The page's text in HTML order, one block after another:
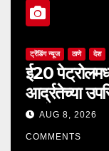
ट्रेंडिंग न्यूज ठाणे देश
ई20
आर्द्रतेच्या
झाले नाहीत
AUG 8, 2026
COMMENTS